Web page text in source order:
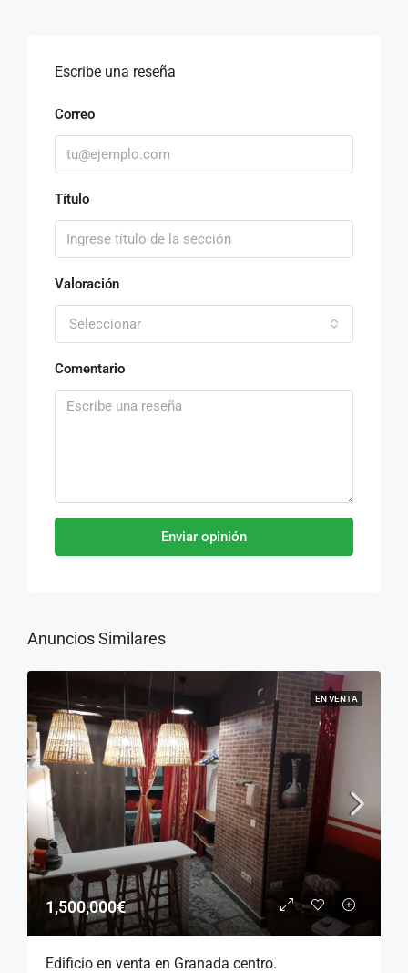
Escribe una reseña
Correo
Título
Valoración
Seleccionar
Comentario
Enviar opinión
Anuncios Similares
EN VENTA
1,500,000€
Edificio en venta en Granada centro.